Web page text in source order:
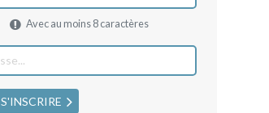
Avec au moins 8 caractères
S'INSCRIRE